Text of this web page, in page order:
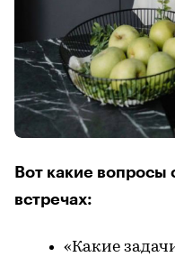
Вот какие вопросы
встречах:
«Какие